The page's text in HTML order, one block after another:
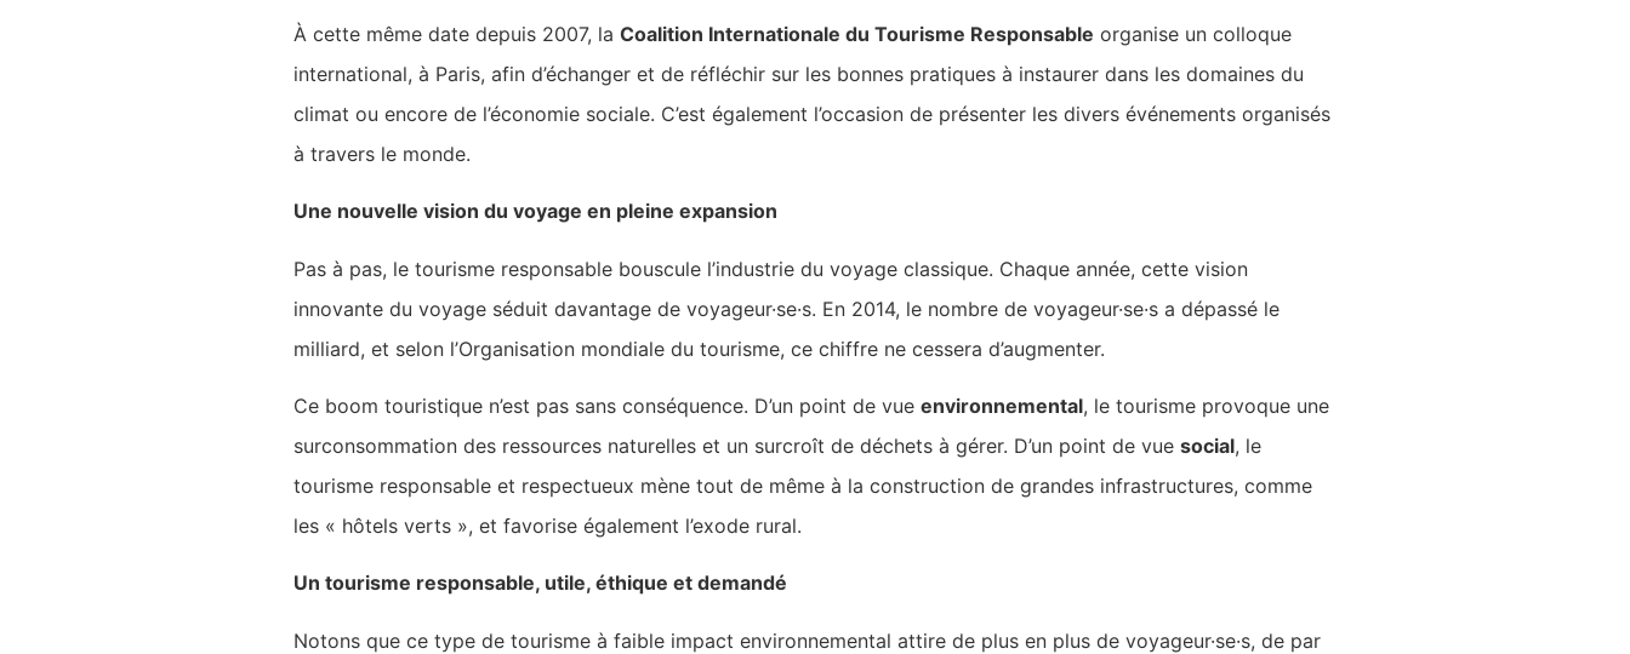
À cette même date depuis 2007, la Coalition Internationale du Tourisme Responsable organise un colloque
international, à Paris, afin d’échanger et de réfléchir sur les bonnes pratiques à instaurer dans les domaines du
climat ou encore de l’économie sociale. C’est également l’occasion de présenter les divers événements organisés
à travers le monde.
Une nouvelle vision du voyage en pleine expansion
Pas à pas, le tourisme responsable bouscule l’industrie du voyage classique. Chaque année, cette vision
innovante du voyage séduit davantage de voyageur·se·s. En 2014, le nombre de voyageur·se·s a dépassé le
milliard, et selon l’Organisation mondiale du tourisme, ce chiffre ne cessera d’augmenter.
Ce boom touristique n’est pas sans conséquence. D’un point de vue environnemental, le tourisme provoque une
surconsommation des ressources naturelles et un surcroît de déchets à gérer. D’un point de vue social, le
tourisme responsable et respectueux mène tout de même à la construction de grandes infrastructures, comme
les « hôtels verts », et favorise également l’exode rural.
Un tourisme responsable, utile, éthique et demandé
Notons que ce type de tourisme à faible impact environnemental attire de plus en plus de voyageur·se·s, de par